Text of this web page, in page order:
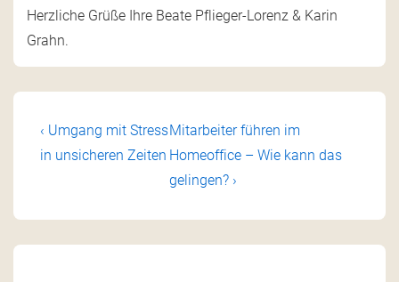
Herzliche Grüße Ihre Beate Pflieger-Lorenz & Karin
Grahn.
‹ Umgang mit Stress
in unsicheren Zeiten
Mitarbeiter führen im
Homeoffice – Wie kann das
gelingen? ›